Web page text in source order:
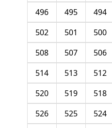
494
495
496
500
501
502
506
507
508
512
513
514
518
519
520
524
525
526